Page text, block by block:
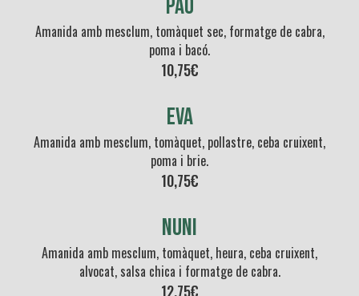
Pao
Amanida amb mesclum, tomàquet sec, formatge de cabra,
poma i bacó.
10,75€
Eva
Amanida amb mesclum, tomàquet, pollastre, ceba cruixent,
poma i brie.
10,75€
NUNI
Amanida amb mesclum, tomàquet, heura, ceba cruixent,
alvocat, salsa chica i formatge de cabra.
12,75€